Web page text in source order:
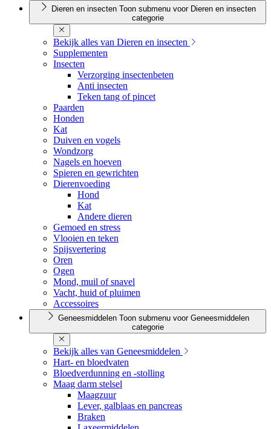
Dieren en insecten Toon submenu voor Dieren en insecten
categorie
Bekijk alles van Dieren en insecten
Supplementen
Insecten
Verzorging insectenbeten
Anti insecten
Teken tang of pincet
Paarden
Honden
Kat
Duiven en vogels
Wondzorg
Nagels en hoeven
Spieren en gewrichten
Dierenvoeding
Hond
Kat
Andere dieren
Gemoed en stress
Vlooien en teken
Spijsvertering
Oren
Ogen
Mond, muil of snavel
Vacht, huid of pluimen
Accessoires
Geneesmiddelen Toon submenu voor Geneesmiddelen
categorie
Bekijk alles van Geneesmiddelen
Hart- en bloedvaten
Bloedverdunning en -stolling
Maag darm stelsel
Maagzuur
Lever, galblaas en pancreas
Braken